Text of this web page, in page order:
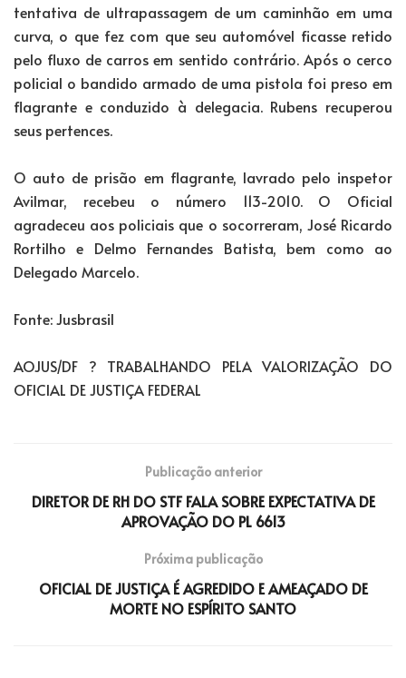
tentativa de ultrapassagem de um caminhão em uma
curva, o que fez com que seu automóvel ficasse retido
pelo fluxo de carros em sentido contrário. Após o cerco
policial o bandido armado de uma pistola foi preso em
flagrante e conduzido à delegacia. Rubens recuperou
seus pertences.
O auto de prisão em flagrante, lavrado pelo inspetor
Avilmar, recebeu o número 113-2010. O Oficial
agradeceu aos policiais que o socorreram, José Ricardo
Rortilho e Delmo Fernandes Batista, bem como ao
Delegado Marcelo.
Fonte: Jusbrasil
AOJUS/DF ? TRABALHANDO PELA VALORIZAÇÃO DO
OFICIAL DE JUSTIÇA FEDERAL
Publicação anterior
DIRETOR DE RH DO STF FALA SOBRE EXPECTATIVA DE
APROVAÇÃO DO PL 6613
Próxima publicação
OFICIAL DE JUSTIÇA É AGREDIDO E AMEAÇADO DE
MORTE NO ESPÍRITO SANTO